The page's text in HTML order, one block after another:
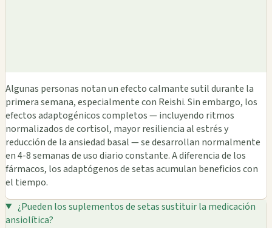
Algunas personas notan un efecto calmante sutil durante la
primera semana, especialmente con Reishi. Sin embargo, los
efectos adaptogénicos completos — incluyendo ritmos
normalizados de cortisol, mayor resiliencia al estrés y
reducción de la ansiedad basal — se desarrollan normalmente
en 4-8 semanas de uso diario constante. A diferencia de los
fármacos, los adaptógenos de setas acumulan beneficios con
el tiempo.
¿Pueden los suplementos de setas sustituir la medicación
ansiolítica?